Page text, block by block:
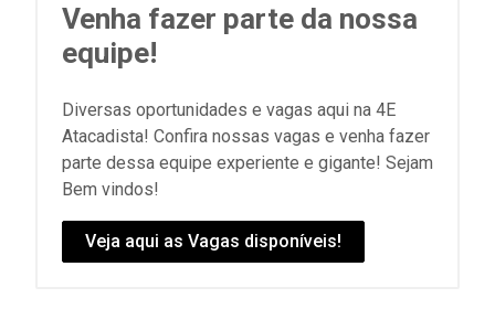
Venha fazer parte da nossa
equipe!
Diversas oportunidades e vagas aqui na 4E
Atacadista! Confira nossas vagas e venha fazer
parte dessa equipe experiente e gigante! Sejam
Bem vindos!
Veja aqui as Vagas disponíveis!